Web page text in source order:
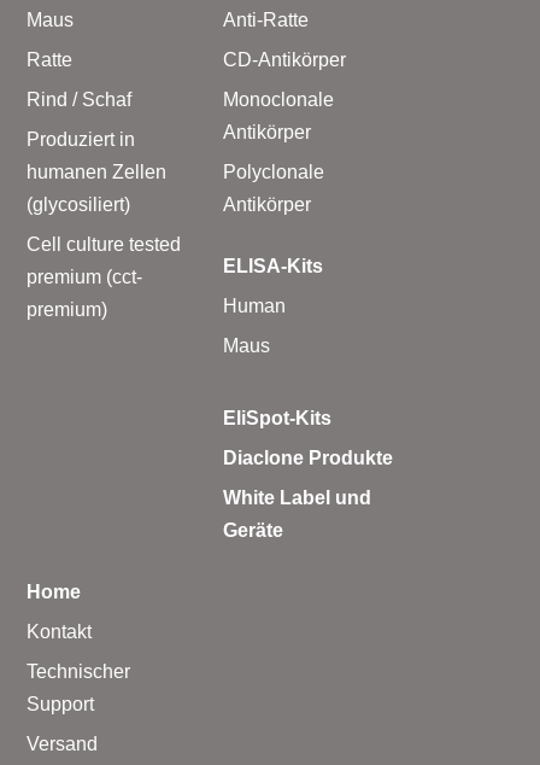
Maus
Ratte
Rind / Schaf
Produziert in
humanen Zellen
(glycosiliert)
Cell culture tested
premium (cct-
premium)
Anti-Ratte
CD-Antikörper
Monoclonale
Antikörper
Polyclonale
Antikörper
ELISA-Kits
Human
Maus
EliSpot-Kits
Diaclone Produkte
White Label und
Geräte
Home
Kontakt
Technischer
Support
Versand